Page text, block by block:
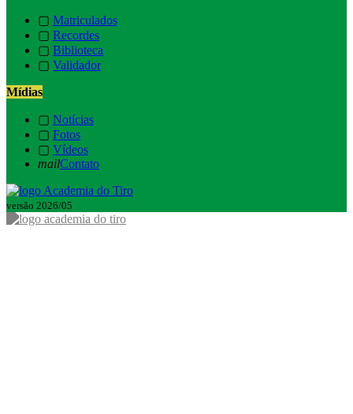
▢ Matriculados
▢ Recordes
▢ Biblioteca
▢ Validador
Mídias
▢ Notícias
▢ Fotos
▢ Vídeos
mailContato
versão 2026/05